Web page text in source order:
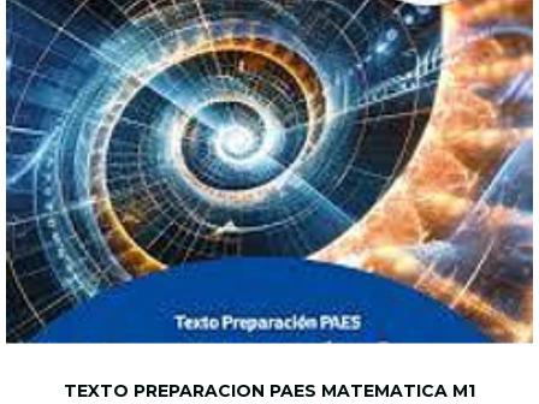
TEXTO PREPARACION PAES MATEMATICA M1